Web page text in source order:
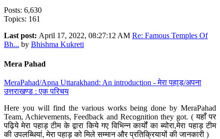
Posts: 6,630
Topics: 161
Last post: April 17, 2022, 08:27:12 AM Re: Famous Temples Of
Bh... by Bhishma Kukreti
Mera Pahad
MeraPahad/Apna Uttarakhand: An introduction - मेरा पहाड़/अपना
उत्तराखण्ड : एक परिचय
Here you will find the various works being done by MeraPahad
Team, Achievements, Feedback and Recognition they got. ( यहाँ पर
पढ़िये मेरा पहाड़ टीम के द्वारा किये गए विभिन्न कार्यों का ब्योरा,मेरा पहाड़ टीम
की उपलब्धियां, मेरा पहाड़ को मिले सम्मान और प्रतिक्रियायों की जानकारी )